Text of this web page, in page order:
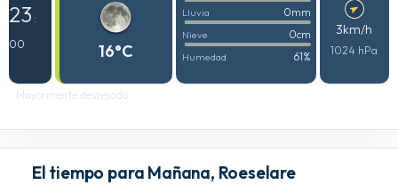
23 :
00
16°C
Lluvia 0mm
Nieve 0cm
Humedad 61%
3km/h
1024 hPa
Mayormente despejado
El tiempo para Mañana, Roeselare